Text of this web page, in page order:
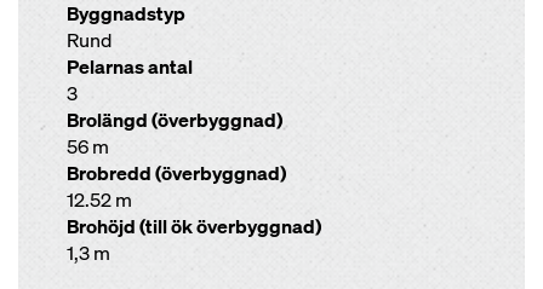
Byggnadstyp
Rund
Pelarnas antal
3
Brolängd (överbyggnad)
56 m
Brobredd (överbyggnad)
12.52 m
Brohöjd (till ök överbyggnad)
1,3 m